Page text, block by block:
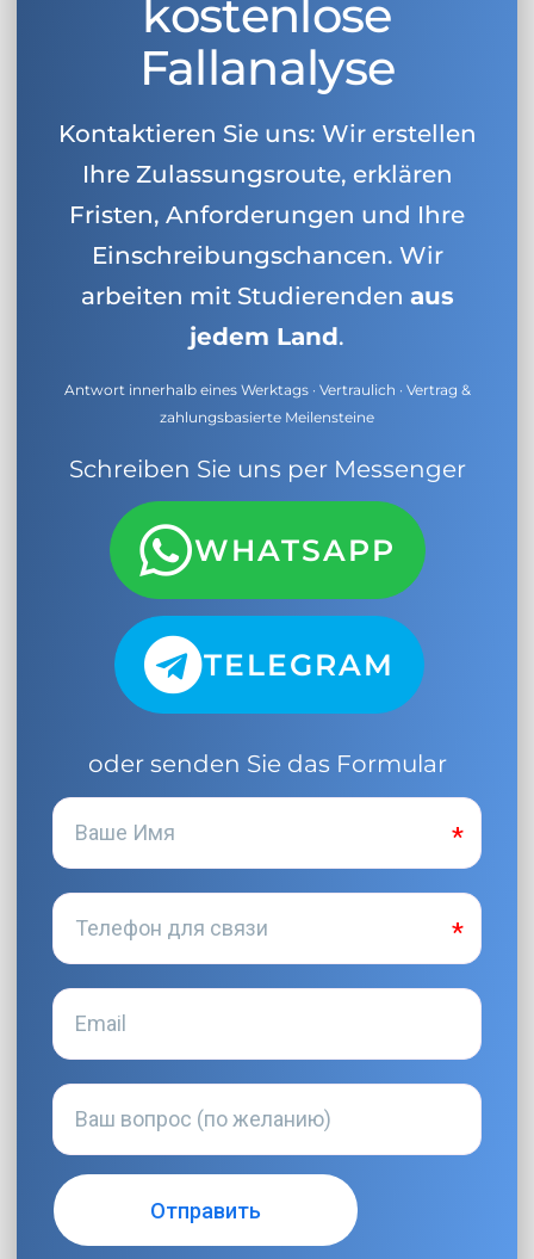
kostenlose
Fallanalyse
Kontaktieren Sie uns: Wir erstellen
Ihre Zulassungsroute, erklären
Fristen, Anforderungen und Ihre
Einschreibungschancen. Wir
arbeiten mit Studierenden aus
jedem Land.
Antwort innerhalb eines Werktags · Vertraulich · Vertrag &
zahlungsbasierte Meilensteine
Schreiben Sie uns per Messenger
WHATSAPP
TELEGRAM
oder senden Sie das Formular